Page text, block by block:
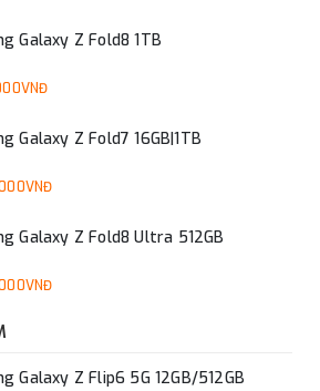
Galaxy Z Fold8 1TB
Galaxy Z Fold7 16GB|1TB
Galaxy Z Fold8 Ultra 512GB
Galaxy Z Flip6 5G 12GB/512GB